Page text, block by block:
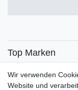
Top Marken
Top Themen
Wir verwenden
Website und